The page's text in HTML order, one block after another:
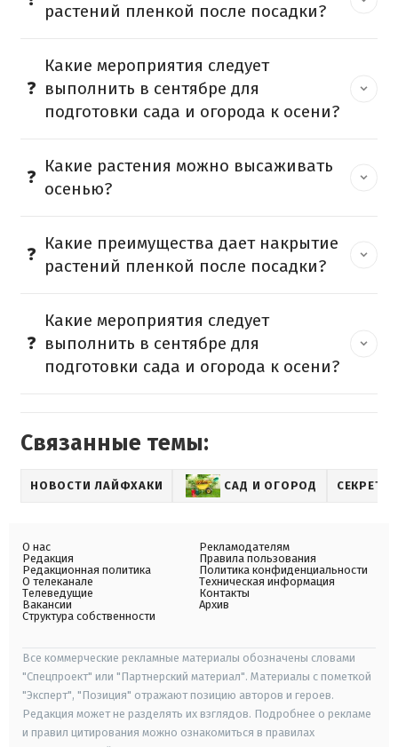
растений пленкой после посадки?
Какие мероприятия следует
выполнить в сентябре для
подготовки сада и огорода к осени?
Какие растения можно высаживать
осенью?
Какие преимущества дает накрытие
растений пленкой после посадки?
Какие мероприятия следует
выполнить в сентябре для
подготовки сада и огорода к осени?
Связанные темы:
НОВОСТИ ЛАЙФХАКИ САД И ОГОРОД СЕКРЕТЫ
О нас
Редакция
Редакционная политика
О телеканале
Телеведущие
Вакансии
Структура собственности
Рекламодателям
Правила пользования
Политика конфиденциальности
Техническая информация
Контакты
Архив
Все коммерческие рекламные материалы обозначены словами
"Спецпроект" или "Партнерский материал". Материалы с пометкой
"Эксперт", "Позиция" отражают позицию авторов и героев.
Редакция может не разделять их взглядов. Подробнее о рекламе
и правил цитирования можно ознакомиться в правилах